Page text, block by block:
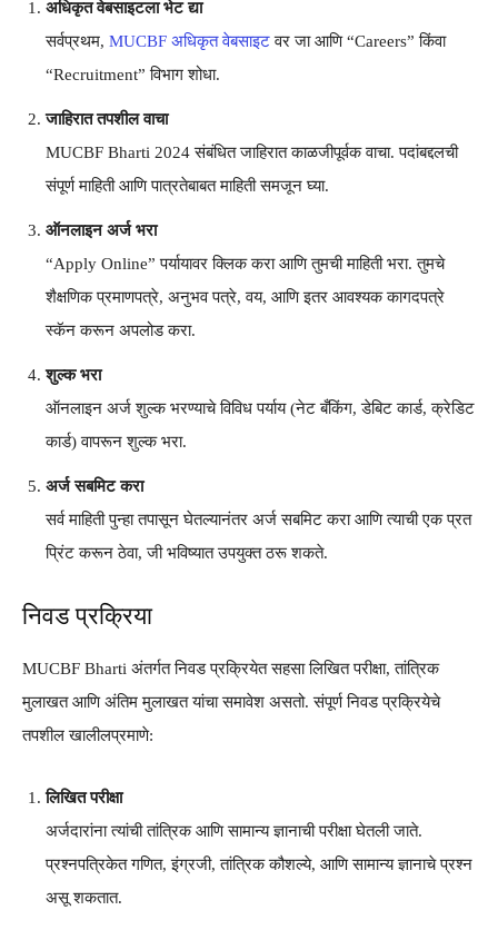
अधिकृत वेबसाइटला भेट द्या
सर्वप्रथम, MUCBF अधिकृत वेबसाइटवर जा आणि “Careers” किंवा
“Recruitment” विभाग शोधा.
जाहिरात तपशील वाचा
MUCBF Bharti 2024 संबंधित जाहिरात काळजीपूर्वक वाचा. पदांबद्दलची
संपूर्ण माहिती आणि पात्रतेबाबत माहिती समजून घ्या.
ऑनलाइन अर्ज भरा
“Apply Online” पर्यायावर क्लिक करा आणि तुमची माहिती भरा. तुमचे
शैक्षणिक प्रमाणपत्रे, अनुभव पत्रे, वय, आणि इतर आवश्यक कागदपत्रे
स्कॅन करून अपलोड करा.
शुल्क भरा
ऑनलाइन अर्ज शुल्क भरण्याचे विविध पर्याय (नेट बँकिंग, डेबिट कार्ड, क्रेडिट
कार्ड) वापरून शुल्क भरा.
अर्ज सबमिट करा
सर्व माहिती पुन्हा तपासून घेतल्यानंतर अर्ज सबमिट करा आणि त्याची एक प्रत
प्रिंट करून ठेवा, जी भविष्यात उपयुक्त ठरू शकते.
निवड प्रक्रिया
MUCBF Bharti अंतर्गत निवड प्रक्रियेत सहसा लिखित परीक्षा, तांत्रिक
मुलाखत आणि अंतिम मुलाखत यांचा समावेश असतो. संपूर्ण निवड प्रक्रियेचे
तपशील खालीलप्रमाणे:
लिखित परीक्षा
अर्जदारांना त्यांची तांत्रिक आणि सामान्य ज्ञानाची परीक्षा घेतली जाते.
प्रश्नपत्रिकेत गणित, इंग्रजी, तांत्रिक कौशल्ये, आणि सामान्य ज्ञानाचे प्रश्न
असू शकतात.